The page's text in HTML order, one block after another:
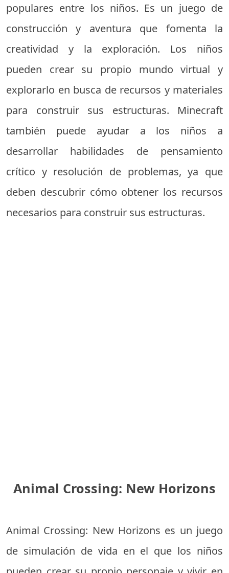
populares entre los niños. Es un juego de
construcción y aventura que fomenta la
creatividad y la exploración. Los niños
pueden crear su propio mundo virtual y
explorarlo en busca de recursos y materiales
para construir sus estructuras. Minecraft
también puede ayudar a los niños a
desarrollar habilidades de pensamiento
crítico y resolución de problemas, ya que
deben descubrir cómo obtener los recursos
necesarios para construir sus estructuras.
Animal Crossing: New Horizons
Animal Crossing: New Horizons es un juego
de simulación de vida en el que los niños